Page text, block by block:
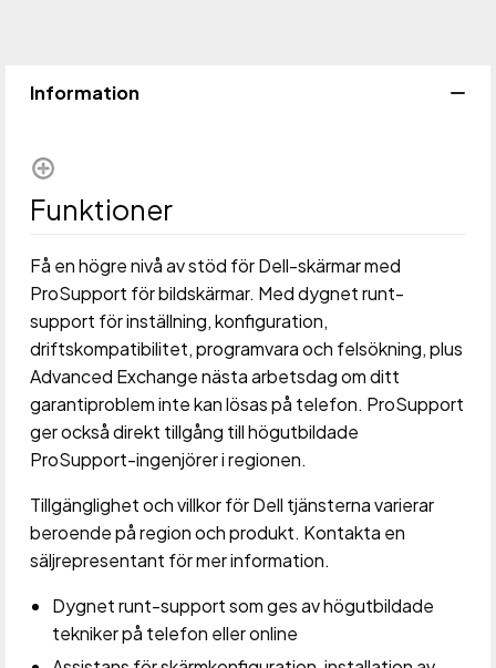
Information
Funktioner
Få en högre nivå av stöd för Dell-skärmar med
ProSupport för bildskärmar. Med dygnet runt-
support för inställning, konfiguration,
driftskompatibilitet, programvara och felsökning, plus
Advanced Exchange nästa arbetsdag om ditt
garantiproblem inte kan lösas på telefon. ProSupport
ger också direkt tillgång till högutbildade
ProSupport-ingenjörer i regionen.
Tillgänglighet och villkor för Dell tjänsterna varierar
beroende på region och produkt. Kontakta en
säljrepresentant för mer information.
Dygnet runt-support som ges av högutbildade
tekniker på telefon eller online